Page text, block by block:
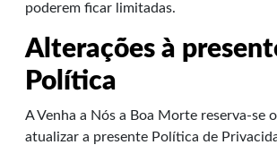
poderem ficar limitadas.
Alterações à
Política
A Venha a Nós a Boa Morte reserva-se
atualizar a presente Política de